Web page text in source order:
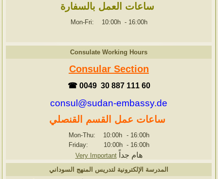
ساعات العمل بالسفارة
Mon-Fri: 10:00h - 16:00h
Consulate Working Hours
Consular Section
☎ 0049 30 887 111 60
consul@sudan-embassy.de
ساعات عمل القسم القنصلي
Mon-Thu: 10:00h - 16:00h
Friday: 10:00h - 16:00h
Very Important
هام جداً
المدرسة الإلكترونية لتدريس المنهج السوداني